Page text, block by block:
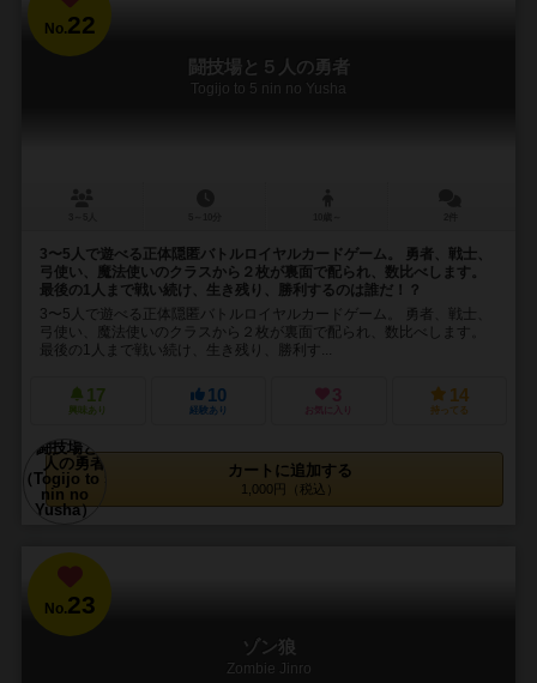
No.22
闘技場と５人の勇者
Togijo to 5 nin no Yusha
3〜5人で遊べる正体隠匿バトルロイヤルカードゲーム。 勇者、戦士、
弓使い、魔法使いのクラスから２枚が裏面で配られ、数比べします。
最後の1人まで戦い続け、生き残り、勝利するのは誰だ！？
3〜5人で遊べる正体隠匿バトルロイヤルカードゲーム。 勇者、戦士、
弓使い、魔法使いのクラスから２枚が裏面で配られ、数比べします。
最後の1人まで戦い続け、生き残り、勝利す...
17
興味あり
10
経験あり
3
お気に入り
14
持ってる
カートに追加する
1,000円（税込）
No.23
ゾン狼
Zombie Jinro